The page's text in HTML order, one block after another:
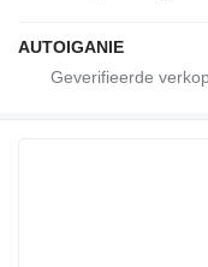
AUTOIGANIE